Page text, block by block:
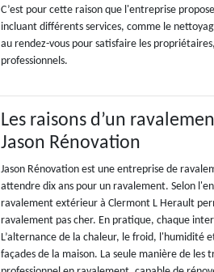
C’est pour cette raison que l'entreprise
incluant différents services, comme le
au rendez-vous pour satisfaire les
professionnels.
Les raisons d’un
Jason Rénovation
Jason Rénovation est une entreprise de
attendre dix ans pour un ravalement. Selon
ravalement extérieur à Clermont L Herault
ravalement pas cher. En pratique, chaque
L’alternance de la chaleur, le froid, l'humidité
façades de la maison. La seule manière de